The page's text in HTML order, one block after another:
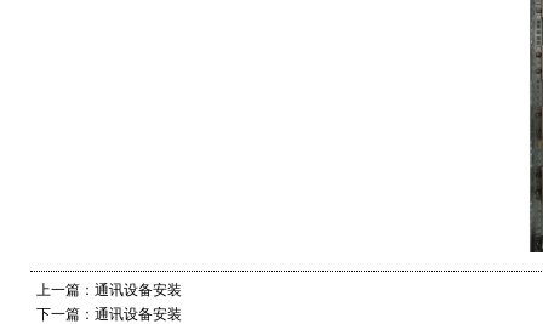
上一篇：通讯设备安装
下一篇：通讯设备安装